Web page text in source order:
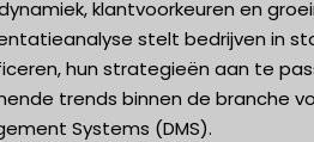
klantvoorkeuren en
stelt bedrijven in
hun strategieën aan te
trends binnen de branche
Systems (DMS).